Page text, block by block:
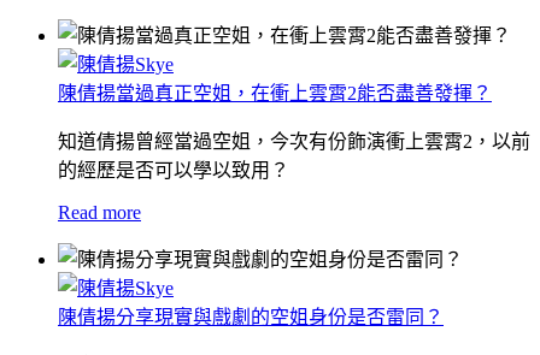
陳倩揚當過真正空姐，在衝上雲霄2能否盡善發揮？
知道倩揚曾經當過空姐，今次有份飾演衝上雲霄2，以前
的經歷是否可以學以致用？
Read more
陳倩揚分享現實與戲劇的空姐身份是否雷同？